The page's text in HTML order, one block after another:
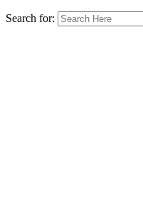
Search for: